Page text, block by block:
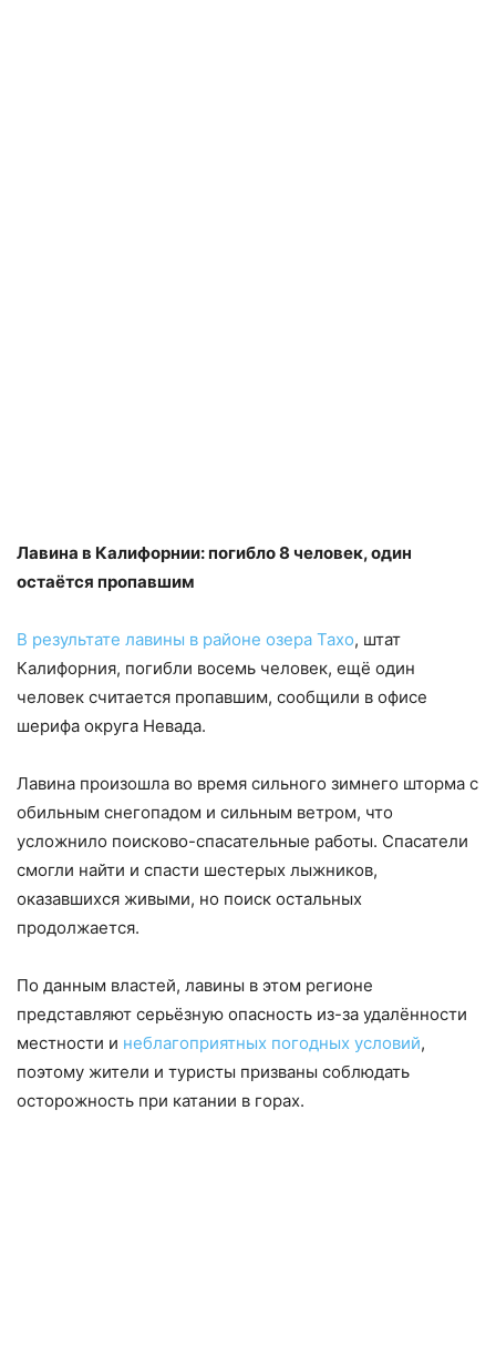
Лавина в Калифорнии: погибло 8 человек, один
остаётся пропавшим
В результате лавины в районе озера Тахо, штат
Калифорния, погибли восемь человек, ещё один
человек считается пропавшим, сообщили в офисе
шерифа округа Невада.
Лавина произошла во время сильного зимнего шторма с
обильным снегопадом и сильным ветром, что
усложнило поисково-спасательные работы. Спасатели
смогли найти и спасти шестерых лыжников,
оказавшихся живыми, но поиск остальных
продолжается.
По данным властей, лавины в этом регионе
представляют серьёзную опасность из-за удалённости
местности и неблагоприятных погодных условий,
поэтому жители и туристы призваны соблюдать
осторожность при катании в горах.